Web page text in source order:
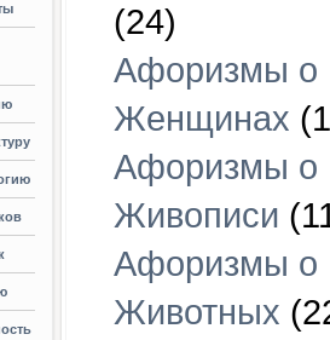
(24)
Афоризмы о
Женщинах
Афоризмы о
Живописи
Афоризмы о
Животных